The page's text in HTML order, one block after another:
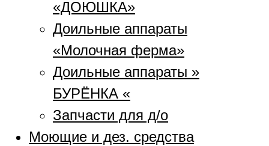
«ДОЮШКА»
Доильные аппараты
«Молочная ферма»
Доильные аппараты »
БУРЁНКА «
Запчасти для д/о
Моющие и дез. средства